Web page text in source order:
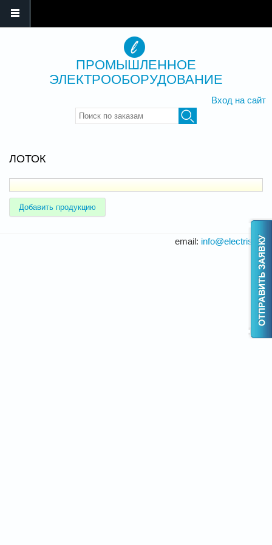
ПРОМЫШЛЕННОЕ
ЭЛЕКТРООБОРУДОВАНИЕ
Вход на сайт
Введите ключевые слова для
ЛОТОК
Добавить продукцию
email: info@electris.ru